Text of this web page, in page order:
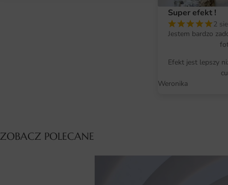
Super efekt !
2
Jestem bardzo
Efekt jest lepszy
Weronika
ZOBACZ POLECANE